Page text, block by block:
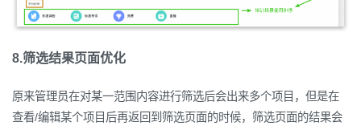
8.筛选结果页面优化
原来管理员在对某一范围内容进行筛选后会出来多个项目，但是在
查看/编辑某个项目后再返回到筛选页面的时候，筛选页面的结果会